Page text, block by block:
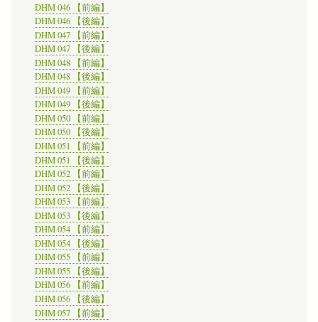
DHM 046 【前編】
DHM 046 【後編】
DHM 047 【前編】
DHM 047 【後編】
DHM 048 【前編】
DHM 048 【後編】
DHM 049 【前編】
DHM 049 【後編】
DHM 050 【前編】
DHM 050 【後編】
DHM 051 【前編】
DHM 051 【後編】
DHM 052 【前編】
DHM 052 【後編】
DHM 053 【前編】
DHM 053 【後編】
DHM 054 【前編】
DHM 054 【後編】
DHM 055 【前編】
DHM 055 【後編】
DHM 056 【前編】
DHM 056 【後編】
DHM 057 【前編】